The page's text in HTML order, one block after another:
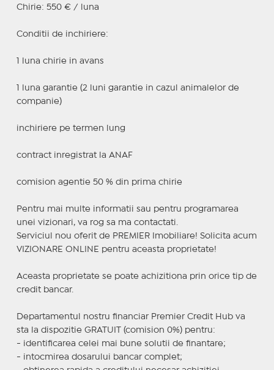
Chirie: 550 € / luna
Conditii de inchiriere:
1 luna chirie in avans
1 luna garantie (2 luni garantie in cazul animalelor de
companie)
inchiriere pe termen lung
contract inregistrat la ANAF
comision agentie 50 % din prima chirie
Pentru mai multe informatii sau pentru programarea
unei vizionari, va rog sa ma contactati.
Serviciul nou oferit de PREMIER Imobiliare! Solicita acum
VIZIONARE ONLINE pentru aceasta proprietate!
Aceasta proprietate se poate achizitiona prin orice tip de
credit bancar.
Departamentul nostru financiar Premier Credit Hub va
sta la dispozitie GRATUIT (comision 0%) pentru:
- identificarea celei mai bune solutii de finantare;
- intocmirea dosarului bancar complet;